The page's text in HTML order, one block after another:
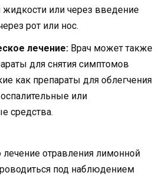
или через введение
рот или нос.
лечение: Врач может также
для снятия симптомов
как препараты для облегчения
или
средства.
лечение отравления лимонной
под наблюдением